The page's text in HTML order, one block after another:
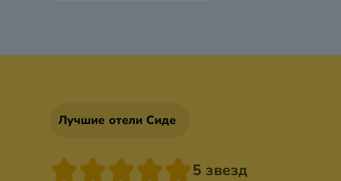
Лучшие отели Сиде
5 звезд